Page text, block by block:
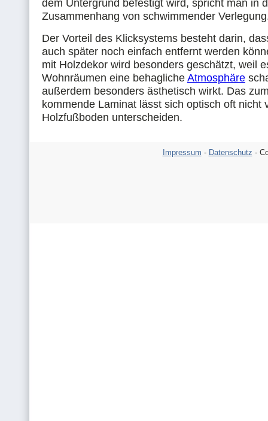
dem Untergrund befestigt wird, spricht man in
Zusammenhang von schwimmender
Der Vorteil des Klicksystems besteht darin,
auch später noch einfach entfernt werden
mit Holzdekor wird besonders geschätzt, weil
Wohnräumen eine behagliche Atmosphäre
außerdem besonders ästhetisch wirkt. Das
kommende Laminat lässt sich optisch oft nicht
Holzfußboden unterscheiden.
Impressum - Datenschutz -